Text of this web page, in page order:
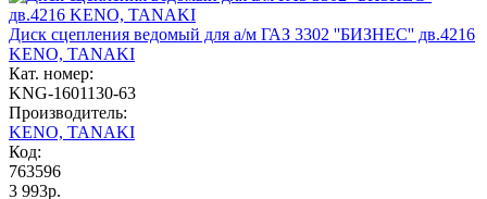
Диск сцепления ведомый для а/м ГАЗ 3302 ''БИЗНЕС'' дв.4216
KENO, TANAKI
Кат. номер:
KNG-1601130-63
Производитель:
KENO, TANAKI
Код:
763596
3 993р.